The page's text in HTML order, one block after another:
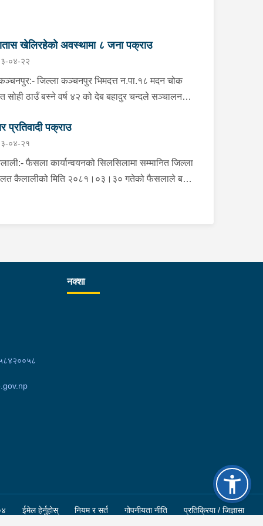
खेलिरहेको अवस्थामा ८ जना पक्राउ
०४-२२
जिल्ला कञ्चनपुर भिमदत्त न.पा.१८ मदन चोक
सोही ठाउँ बस्ने वर्ष ४२ को देब बहादुर चन्दले सञ्चालन
चन्द सहित ८ जनालाई बिहीबार साँझ गोप्य सुचनाको
जिल्ला प्रहरी कार्यालय कञ्चनपुरबाट खटिएको प्रहरी
नगद रु.५५,०८०।- ( पचपन्न हजार असी) र २ गड्डी
सहित पक्राउ गरेको छ । यस सम्बन्धमा प्रहरीले
प्रतिवादी पक्राउ
०४-२१
फैसला कार्यान्वयनको सिलसिलामा सम्मानित जिल्ला
कैलालीको मिति २०८१।०३।३० गतेको फैसलाले बहु-
नक्शा
ईमेल हेर्नुहोस् नियम र सर्त गोपनीयता नीति प्रतिक्रिया / जिज्ञासा